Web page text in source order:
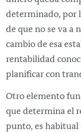
determinado, por
de que no se va a
cambio de esa
rentabilidad
planificar con
Otro elemento
que determina el
punto, es